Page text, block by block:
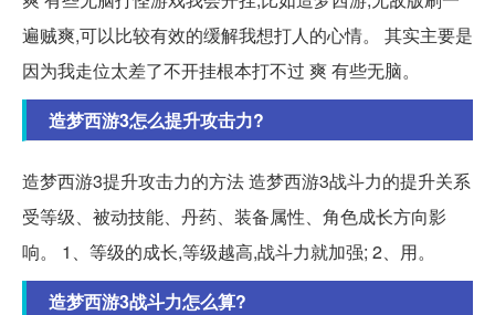
遍贼爽,可以比较有效的缓解我想打人的心情。 其实主要是
因为我走位太差了不开挂根本打不过 爽 有些无脑。
造梦西游3怎么提升攻击力?
造梦西游3提升攻击力的方法 造梦西游3战斗力的提升关系
受等级、被动技能、丹药、装备属性、角色成长方向影
响。 1、等级的成长,等级越高,战斗力就加强; 2、用。
造梦西游3战斗力怎么算?